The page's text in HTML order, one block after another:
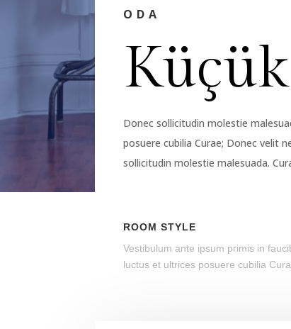
ODA
Donec sollicitudin molestie
posuere cubilia Curae; Donec velit
sollicitudin molestie malesuada.
ROOM STYLE
Vestibulum ante ipsum primis in
luctus et ultrices posuere cubilia